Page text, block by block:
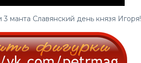
3 манта Славянский день князя Игоря!